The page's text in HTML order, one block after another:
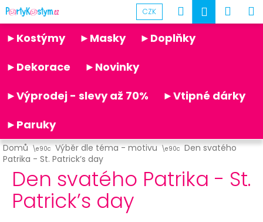
Přejít
na
obsah
CZK Hledat
►Kostýmy ►Masky
►Doplňky
►Dekorace
►Novinky
►Výprodej - slevy až 70%
►Vtipné dárky
►Paruky
Domů Výběr dle téma - motivu
Den svatého
Patrika - St. Patrick’s day
Den svatého Patrika - St.
Patrick’s day
K
o
C
p
t
ř
e
b
u
j
Partykostym.cz - online